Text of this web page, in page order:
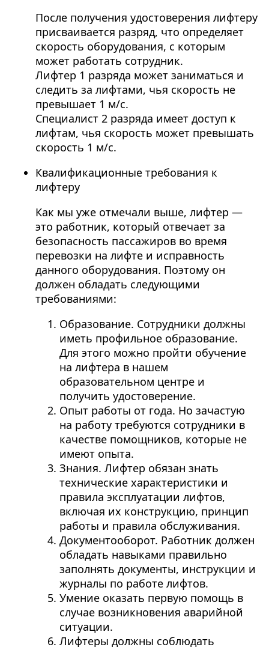
После получения удостоверения лифтеру
присваивается разряд, что определяет
скорость оборудования, с которым
может работать сотрудник.
Лифтер 1 разряда может заниматься и
следить за лифтами, чья скорость не
превышает 1 м/c.
Специалист 2 разряда имеет доступ к
лифтам, чья скорость может превышать
скорость 1 м/c.
Квалификационные требования к
лифтеру
Как мы уже отмечали выше, лифтер —
это работник, который отвечает за
безопасность пассажиров во время
перевозки на лифте и исправность
данного оборудования. Поэтому он
должен обладать следующими
требованиями:
Образование. Сотрудники должны
иметь профильное образование.
Для этого можно пройти обучение
на лифтера в нашем
образовательном центре и
получить удостоверение.
Опыт работы от года. Но зачастую
на работу требуются сотрудники в
качестве помощников, которые не
имеют опыта.
Знания. Лифтер обязан знать
технические характеристики и
правила эксплуатации лифтов,
включая их конструкцию, принцип
работы и правила обслуживания.
Документооборот. Работник должен
обладать навыками правильно
заполнять документы, инструкции и
журналы по работе лифтов.
Умение оказать первую помощь в
случае возникновения аварийной
ситуации.
Лифтеры должны соблюдать